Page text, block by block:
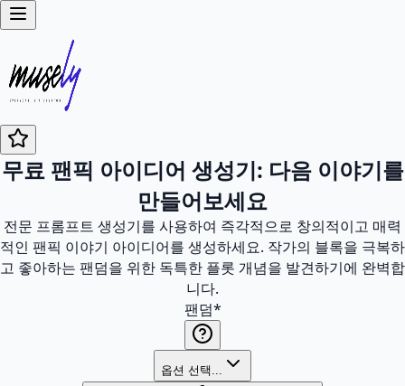
무료 팬픽 아이디어 생성기: 다음 이야기를
만들어보세요
전문 프롬프트 생성기를 사용하여 즉각적으로 창의적이고 매력
적인 팬픽 이야기 아이디어를 생성하세요. 작가의 블록을 극복하
고 좋아하는 팬덤을 위한 독특한 플롯 개념을 발견하기에 완벽합
니다.
팬덤*
옵션 선택...